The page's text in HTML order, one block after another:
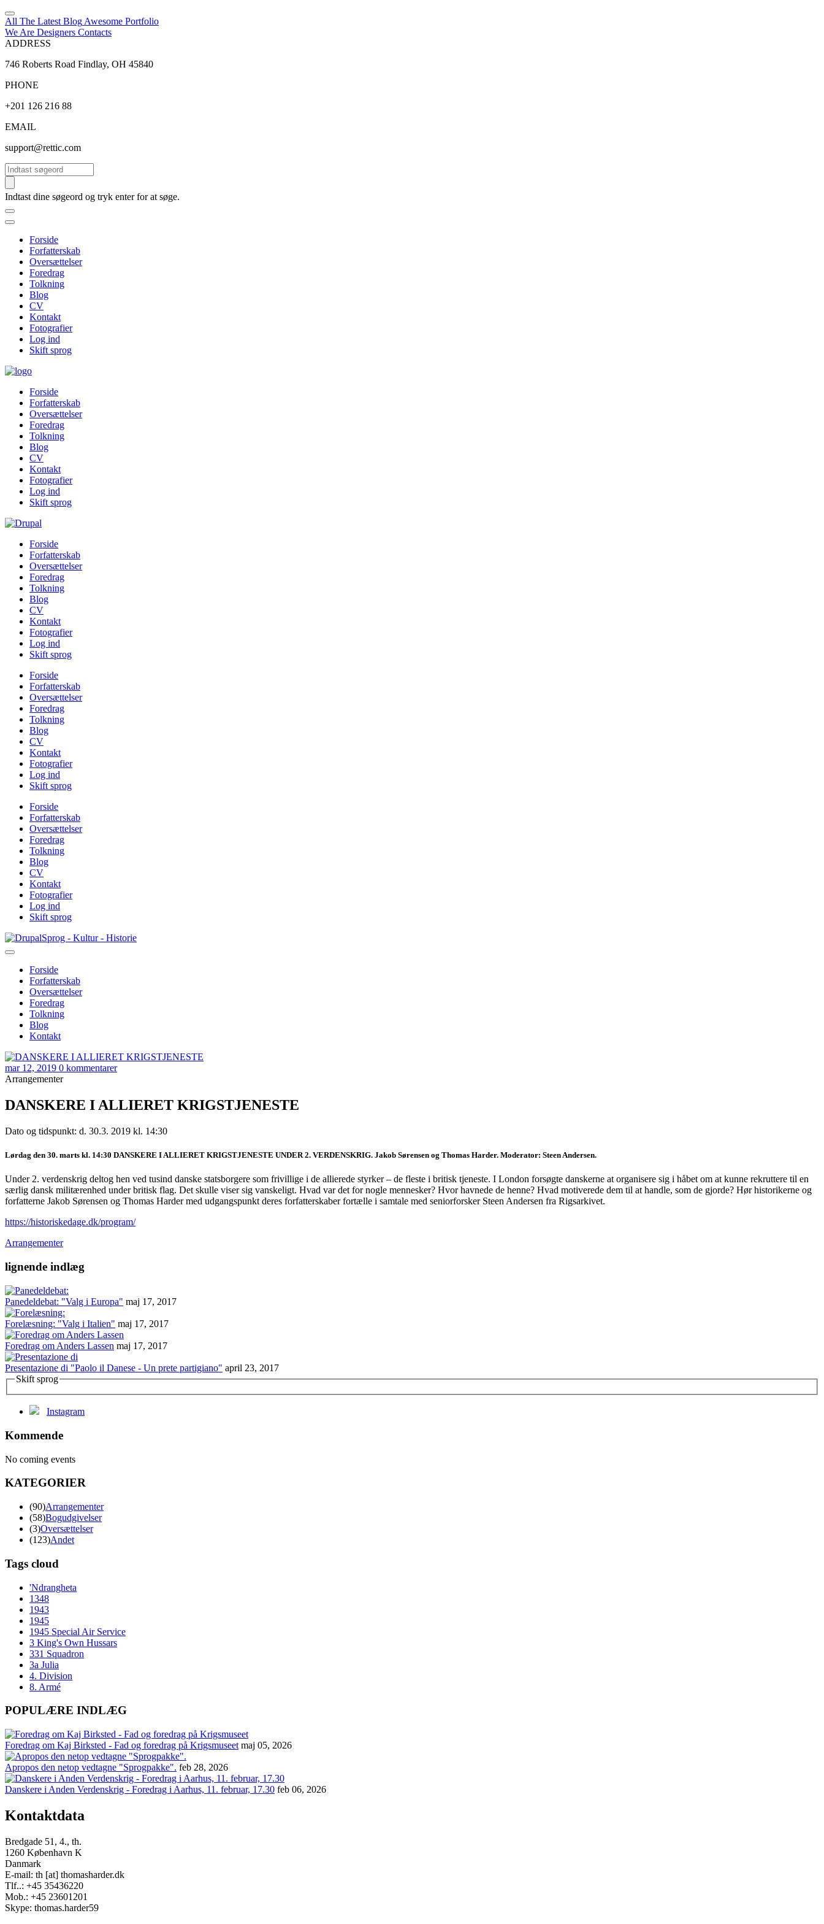
All The Latest Blog Awesome Portfolio
We Are Designers Contacts
ADDRESS
746 Roberts Road Findlay, OH 45840
PHONE
+201 126 216 88
EMAIL
support@rettic.com
Søg
Indtast dine søgeord og tryk enter for at søge.
Forside
Forfatterskab
Oversættelser
Foredrag
Tolkning
Blog
CV
Kontakt
Fotografier
Log ind
Skift sprog
Forside
Forfatterskab
Oversættelser
Foredrag
Tolkning
Blog
CV
Kontakt
Fotografier
Log ind
Skift sprog
Forside
Forfatterskab
Oversættelser
Foredrag
Tolkning
Blog
CV
Kontakt
Fotografier
Log ind
Skift sprog
Forside
Forfatterskab
Oversættelser
Foredrag
Tolkning
Blog
CV
Kontakt
Fotografier
Log ind
Skift sprog
Forside
Forfatterskab
Oversættelser
Foredrag
Tolkning
Blog
CV
Kontakt
Fotografier
Log ind
Skift sprog
Gå
til
Sprog - Kultur - Historie
Primær
navigation
Forside
Forfatterskab
Oversættelser
Foredrag
Tolkning
Blog
Kontakt
mar 12, 2019 0 kommentarer
Arrangementer
DANSKERE I ALLIERET KRIGSTJENESTE
Dato og tidspunkt: d. 30.3. 2019 kl. 14:30
Lørdag den 30. marts kl. 14:30 DANSKERE I ALLIERET KRIGSTJENESTE UNDER 2. VERDENSKRIG. Jakob Sørensen og Thomas Harder. Moderator: Steen Andersen.
Under 2. verdenskrig deltog hen ved tusind danske statsborgere som frivillige i de allierede styrker – de fleste i britisk tjeneste. I London forsøgte danskerne at organisere sig i håbet om at kunne rekruttere til en
særlig dansk militærenhed under britisk flag. Det skulle viser sig vanskeligt. Hvad var det for nogle mennesker? Hvor havnede de henne? Hvad motiverede dem til at handle, som de gjorde? Hør historikerne og
forfatterne Jakob Sørensen og Thomas Harder med udgangspunkt deres forfatterskaber fortælle i samtale med seniorforsker Steen Andersen fra Rigsarkivet.
https://historiskedage.dk/program/
Arrangementer
lignende indlæg
Panedeldebat: "Valg i Europa" maj 17, 2017
Forelæsning: "Valg i Italien" maj 17, 2017
Foredrag om Anders Lassen maj 17, 2017
Presentazione di "Paolo il Danese - Un prete partigiano" april 23, 2017
Skift sprog
Instagram
Kommende
No coming events
KATEGORIER
(90)Arrangementer
(58)Bogudgivelser
(3)Oversættelser
(123)Andet
Tags cloud
'Ndrangheta
1348
1943
1945
1945 Special Air Service
3 King's Own Hussars
331 Squadron
3a Julia
4. Division
8. Armé
POPULÆRE INDLÆG
Foredrag om Kaj Birksted - Fad og foredrag på Krigsmuseet maj 05, 2026
Apropos den netop vedtagne "Sprogpakke". feb 28, 2026
Danskere i Anden Verdenskrig - Foredrag i Aarhus, 11. februar, 17.30 feb 06, 2026
Kontaktdata
Bredgade 51, 4., th.
1260 København K
Danmark
E-mail: th [at] thomasharder.dk
Tlf..: +45 35436220
Mob.: +45 23601201
Skype: thomas.harder59